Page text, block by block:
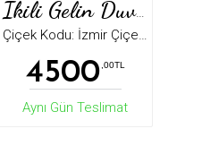
Ikili Gelin Duvak Çelenk
Çiçek Kodu: İzmir Çiçek4991
4500 ,00TL
Aynı Gün Teslimat